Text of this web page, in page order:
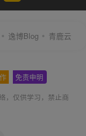
逸博Blog 青鹿云
免责申明
，仅供学习，禁止商